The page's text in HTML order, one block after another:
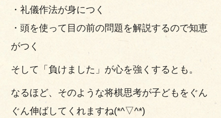
・礼儀作法が身につく
・頭を使って目の前の問題を解説するので知恵
がつく
そして「負けました」が心を強くするとも。
なるほど、そのような将棋思考が子どもをぐん
ぐん伸ばしてくれますね(*^▽^*)